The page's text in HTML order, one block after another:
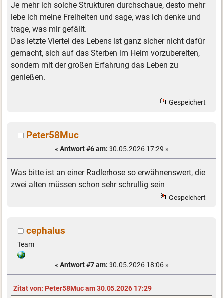
Je mehr ich solche Strukturen durchschaue, desto mehr
lebe ich meine Freiheiten und sage, was ich denke und
trage, was mir gefällt.
Das letzte Viertel des Lebens ist ganz sicher nicht dafür
gemacht, sich auf das Sterben im Heim vorzubereiten,
sondern mit der großen Erfahrung das Leben zu
genießen.
Gespeichert
Peter58Muc
« Antwort #6 am: 30.05.2026 17:29 »
Was bitte ist an einer Radlerhose so erwähnenswert, die
zwei alten müssen schon sehr schrullig sein
Gespeichert
cephalus
Team
« Antwort #7 am: 30.05.2026 18:06 »
Zitat von: Peter58Muc am 30.05.2026 17:29